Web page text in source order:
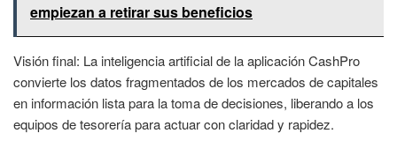
empiezan a retirar sus beneficios
Visión final: La inteligencia artificial de la aplicación CashPro
convierte los datos fragmentados de los mercados de capitales
en información lista para la toma de decisiones, liberando a los
equipos de tesorería para actuar con claridad y rapidez.